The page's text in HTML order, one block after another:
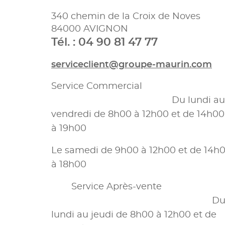
340 chemin de la Croix de Noves
84000 AVIGNON
Tél. : 04 90 81 47 77
serviceclient@groupe-maurin.com
Service Commercial
Du lundi au
vendredi de 8h00 à 12h00 et de 14h00
à 19h00
Le samedi de 9h00 à 12h00 et de
à 18h00
Service Après-vente
Du
lundi au jeudi de 8h00 à 12h00 et de